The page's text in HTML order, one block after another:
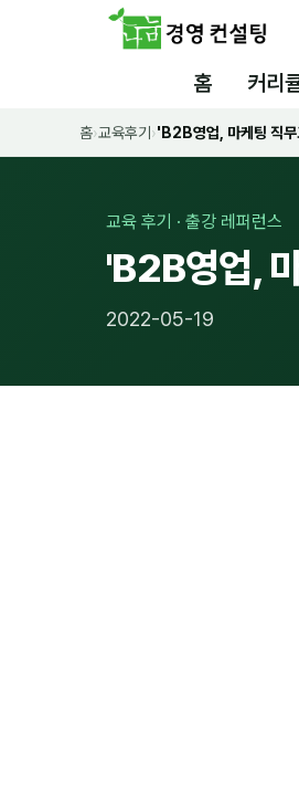
홈 커리
홈›교육후기 ›'B2B영업, 마케팅 직무
교육 후기 · 출강 레퍼런스
'B2B영업,
2022-05-19